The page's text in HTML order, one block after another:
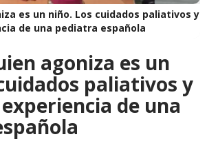
es un niño. Los cuidados paliativos y
de una pediatra española
agoniza es un
paliativos y
de una